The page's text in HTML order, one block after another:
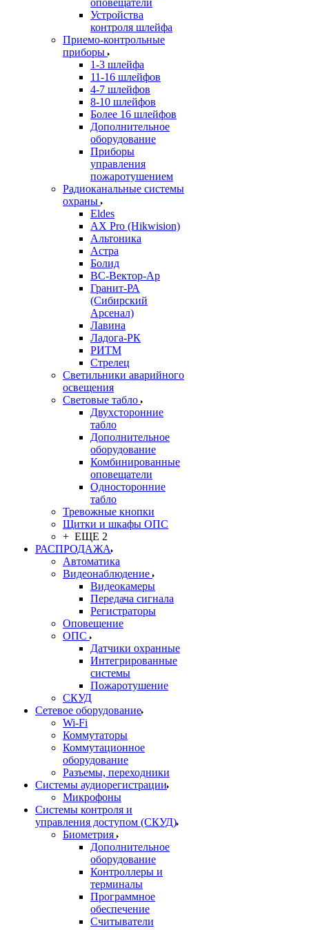
оповещатели
Устройства
контроля шлейфа
Приемо-контрольные
приборы
1-3 шлейфа
11-16 шлейфов
4-7 шлейфов
8-10 шлейфов
Более 16 шлейфов
Дополнительное
оборудование
Приборы
управления
пожаротушением
Радиоканальные системы
охраны
Eldes
AX Pro (Hikwision)
Альтоника
Астра
Болид
ВС-Вектор-Ар
Гранит-РА
(Сибирский
Арсенал)
Лавина
Ладога-РК
РИТМ
Стрелец
Светильники аварийного
освещения
Световые табло
Двухсторонние
табло
Дополнительное
оборудование
Комбинированные
оповещатели
Односторонние
табло
Тревожные кнопки
Щитки и шкафы ОПС
+ ЕЩЕ 2
РАСПРОДАЖА
Автоматика
Видеонаблюдение
Видеокамеры
Передача сигнала
Регистраторы
Оповещение
ОПС
Датчики охранные
Интегрированные
системы
Пожаротушение
СКУД
Сетевое оборудование
Wi-Fi
Коммутаторы
Коммутационное
оборудование
Разъемы, переходники
Системы аудиорегистрации
Микрофоны
Системы контроля и
управления доступом (СКУД)
Биометрия
Дополнительное
оборудование
Контроллеры и
терминалы
Программное
обеспечение
Считыватели